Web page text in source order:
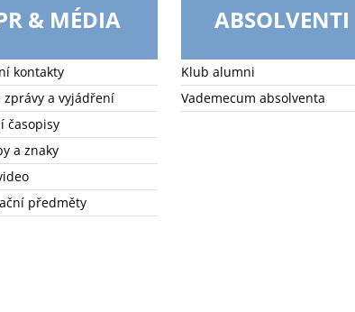
& MÉDIA
kontakty
zprávy a vyjádření
časopisy
a znaky
předměty
ABSOLVENTI
Klub alumni
Vademecum absolventa